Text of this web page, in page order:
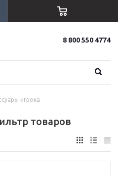
8 800 550 4774
игрока
товаров